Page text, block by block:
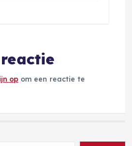
op om een reactie te